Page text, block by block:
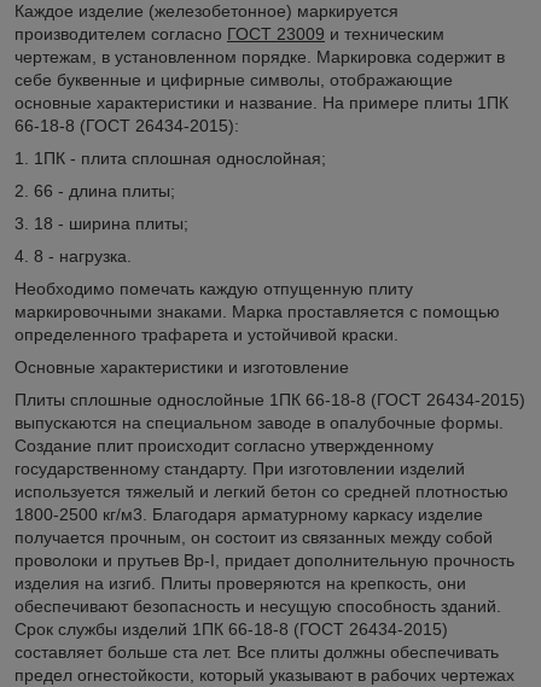
Каждое изделие (железобетонное) маркируется
производителем согласно ГОСТ 23009 и техническим
чертежам, в установленном порядке. Маркировка содержит в
себе буквенные и цифирные символы, отображающие
основные характеристики и название. На примере плиты 1ПК
66-18-8 (ГОСТ 26434-2015):
1. 1ПК - плита сплошная однослойная;
2. 66 - длина плиты;
3. 18 - ширина плиты;
4. 8 - нагрузка.
Необходимо помечать каждую отпущенную плиту
маркировочными знаками. Марка проставляется с помощью
определенного трафарета и устойчивой краски.
Основные характеристики и изготовление
Плиты сплошные однослойные 1ПК 66-18-8 (ГОСТ 26434-2015)
выпускаются на специальном заводе в опалубочные формы.
Создание плит происходит согласно утвержденному
государственному стандарту. При изготовлении изделий
используется тяжелый и легкий бетон со средней плотностью
1800-2500 кг/м3. Благодаря арматурному каркасу изделие
получается прочным, он состоит из связанных между собой
проволоки и прутьев Вр-I, придает дополнительную прочность
изделия на изгиб. Плиты проверяются на крепкость, они
обеспечивают безопасность и несущую способность зданий.
Срок службы изделий 1ПК 66-18-8 (ГОСТ 26434-2015)
составляет больше ста лет. Все плиты должны обеспечивать
предел огнестойкости, который указывают в рабочих чертежах